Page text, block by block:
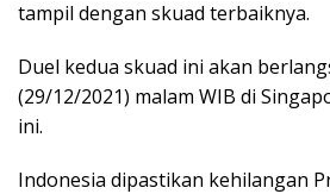
tampil dengan skuad terbaiknya.
Duel kedua skuad ini akan
(29/12/2021) malam WIB di
ini.
Indonesia dipastikan kehilangan